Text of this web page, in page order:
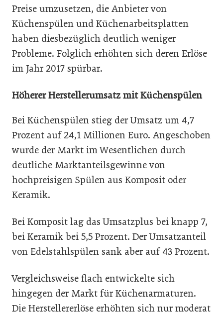
Preise umzusetzen, die Anbieter von
Küchenspülen und Küchenarbeitsplatten
haben diesbezüglich deutlich weniger
Probleme. Folglich erhöhten sich deren Erlöse
im Jahr 2017 spürbar.
Höherer Herstellerumsatz mit Küchenspülen
Bei Küchenspülen stieg der Umsatz um 4,7
Prozent auf 24,1 Millionen Euro. Angeschoben
wurde der Markt im Wesentlichen durch
deutliche Marktanteilsgewinne von
hochpreisigen Spülen aus Komposit oder
Keramik.
Bei Komposit lag das Umsatzplus bei knapp 7,
bei Keramik bei 5,5 Prozent. Der Umsatzanteil
von Edelstahlspülen sank aber auf 43 Prozent.
Vergleichsweise flach entwickelte sich
hingegen der Markt für Küchenarmaturen.
Die Herstellererlöse erhöhten sich nur moderat